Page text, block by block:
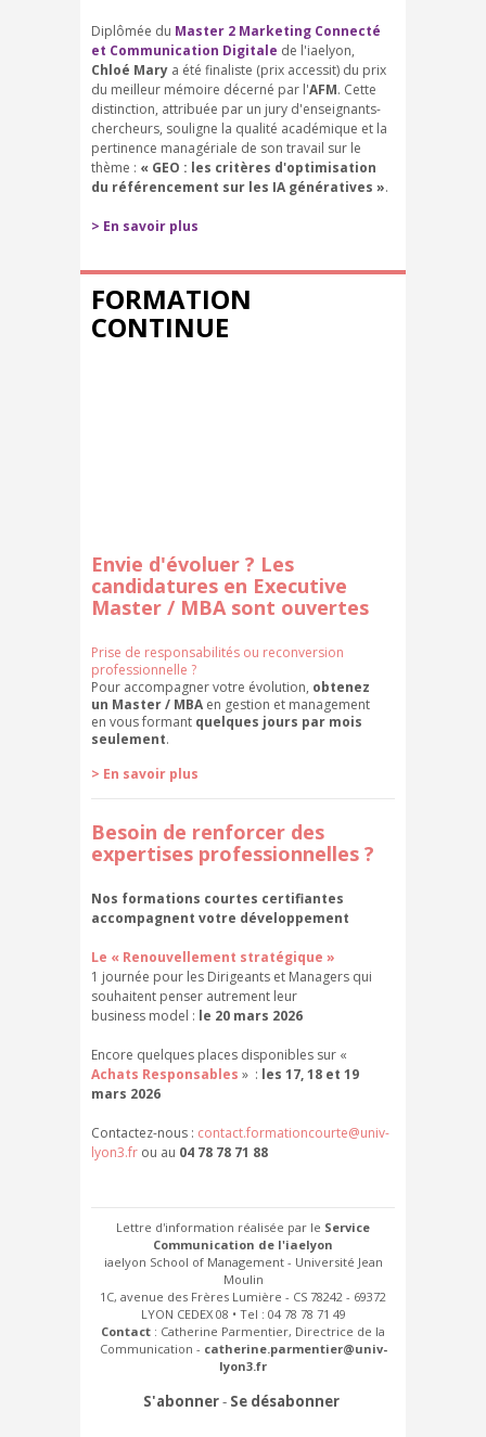
Diplômée du Master 2 Marketing Connecté
et Communication Digitale de l'iaelyon,
Chloé Mary a été finaliste (prix accessit) du prix
du meilleur mémoire décerné par l'AFM. Cette
distinction, attribuée par un jury d'enseignants-
chercheurs, souligne la qualité académique et la
pertinence managériale de son travail sur le
thème : « GEO : les critères d'optimisation
du référencement sur les IA génératives ».
> En savoir plus
FORMATION
CONTINUE
Envie d'évoluer ? Les
candidatures en Executive
Master / MBA sont ouvertes
Prise de responsabilités ou reconversion
professionnelle ?
Pour accompagner votre évolution, obtenez
un Master / MBA en gestion et management
en vous formant quelques jours par mois
seulement.
> En savoir plus
Besoin de renforcer des
expertises professionnelles ?
Nos formations courtes certifiantes
accompagnent votre développement
Le « Renouvellement stratégique »
1 journée pour les Dirigeants et Managers qui
souhaitent penser autrement leur
business model : le 20 mars 2026
Encore quelques places disponibles sur «
Achats Responsables » : les 17, 18 et 19
mars 2026
Contactez-nous : contact.formationcourte@univ-
lyon3.fr ou au 04 78 78 71 88
Lettre d'information réalisée par le Service
Communication de l'iaelyon
iaelyon School of Management - Université Jean
Moulin
1C, avenue des Frères Lumière - CS 78242 - 69372
LYON CEDEX 08 • Tel : 04 78 78 71 49
Contact : Catherine Parmentier, Directrice de la
Communication - catherine.parmentier@univ-
lyon3.fr
S'abonner- Se désabonner